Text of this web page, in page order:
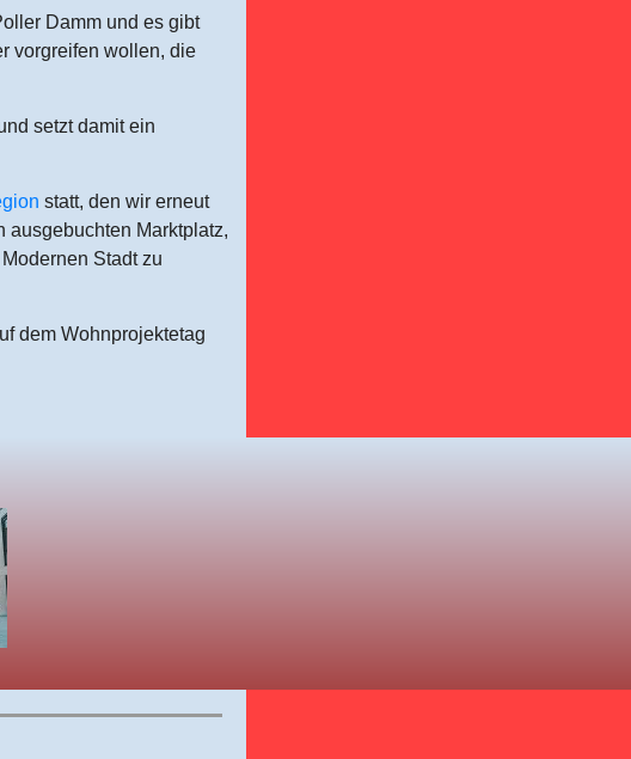
Damm und es gibt
vorgreifen wollen, die
setzt damit ein
statt, den wir erneut
ausgebuchten Marktplatz,
Stadt zu
dem Wohnprojektetag